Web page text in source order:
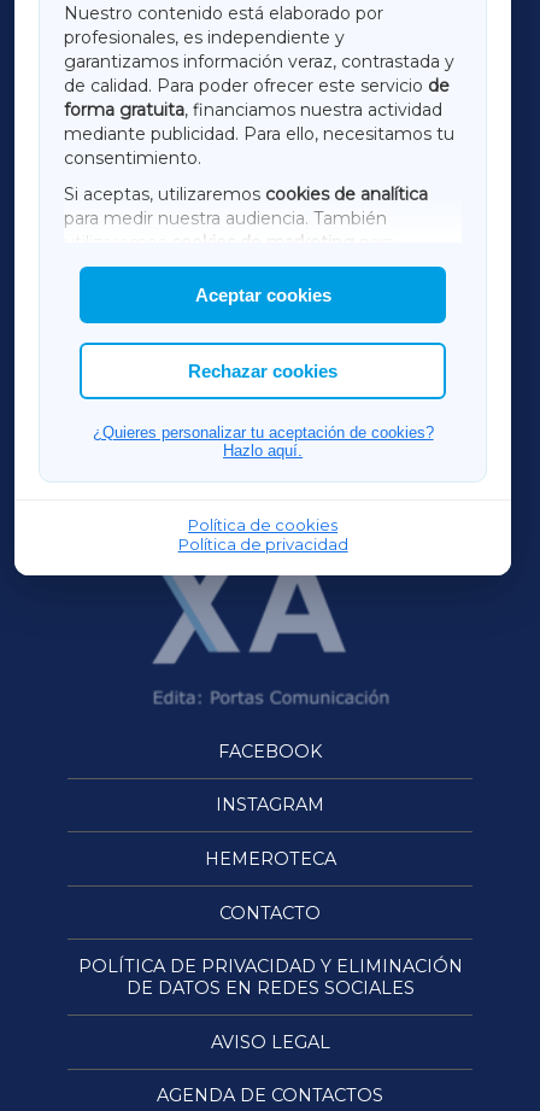
Nuestro contenido está elaborado por
profesionales, es independiente y
garantizamos información veraz, contrastada y
de calidad. Para poder ofrecer este servicio de
forma gratuita, financiamos nuestra actividad
mediante publicidad. Para ello, necesitamos tu
consentimiento.
Si aceptas, utilizaremos cookies de analítica
para medir nuestra audiencia. También
utilizaremos
cookies de marketing
mostrar publicidad de terceros.
Asimismo, puedes personalizar la elección de
las cookies que deseas permitir.
Aceptar cookies
Rechazar cookies
¿Quieres personalizar tu aceptación de cookies?
Hazlo aquí.
Política de cookies
Política de privacidad
LUGOXA
TERRACHAXA
AMARIÑAXA
RIBEIRASACRAXA
ACORUÑAXA
FERROLXA
OURENSEXA
FACEBOOK
INSTAGRAM
HEMEROTECA
CONTACTO
POLÍTICA DE PRIVACIDAD Y ELIMINACIÓN
DE DATOS EN REDES SOCIALES
AVISO LEGAL
AGENDA DE CONTACTOS